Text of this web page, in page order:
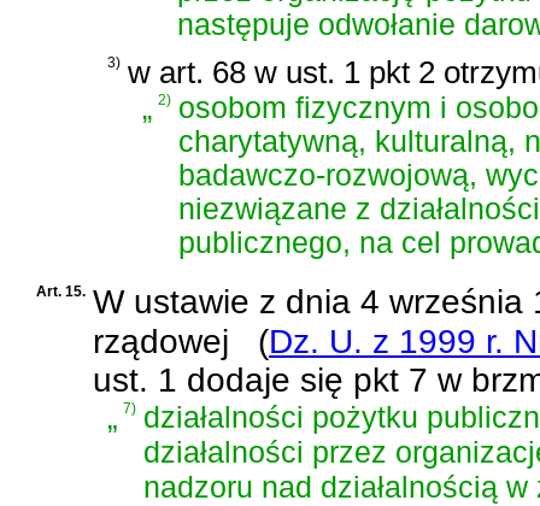
następuje odwołanie
3) w art. 68 w ust. 1 pkt 2
„2) osobom fizycznym i
charytatywną, kulturalną,
badawczo-rozwojową,
niezwiązane z
publicznego, na cel
Art. 15. W ustawie z dnia 4 września
rządowej
(Dz. U. z 1999 r.
ust. 1 dodaje się pkt 7 w
„7) działalności pożytku
działalności przez
nadzoru nad działalnością